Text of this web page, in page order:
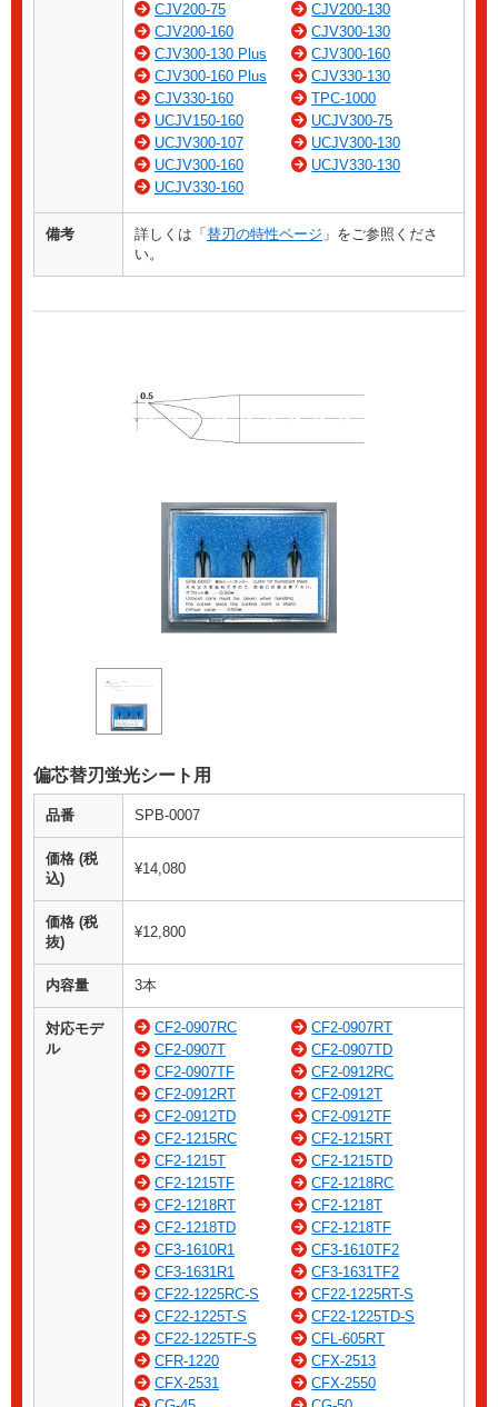
CJV200-75
CJV200-130
CJV200-160
CJV300-130
CJV300-130 Plus
CJV300-160
CJV300-160 Plus
CJV330-130
CJV330-160
TPC-1000
UCJV150-160
UCJV300-75
UCJV300-107
UCJV300-130
UCJV300-160
UCJV330-130
UCJV330-160
備考 詳しくは「 替刃の特性ページ 」をご参照くださ
い。
偏芯替刃蛍光シート用
品番 SPB-0007
価格 (税
込)
¥14,080
価格 (税
抜)
¥12,800
内容量 3本
対応モデ
ル
CF2-0907RC
CF2-0907RT
CF2-0907T
CF2-0907TD
CF2-0907TF
CF2-0912RC
CF2-0912RT
CF2-0912T
CF2-0912TD
CF2-0912TF
CF2-1215RC
CF2-1215RT
CF2-1215T
CF2-1215TD
CF2-1215TF
CF2-1218RC
CF2-1218RT
CF2-1218T
CF2-1218TD
CF2-1218TF
CF3-1610R1
CF3-1610TF2
CF3-1631R1
CF3-1631TF2
CF22-1225RC-S
CF22-1225RT-S
CF22-1225T-S
CF22-1225TD-S
CF22-1225TF-S
CFL-605RT
CFR-1220
CFX-2513
CFX-2531
CFX-2550